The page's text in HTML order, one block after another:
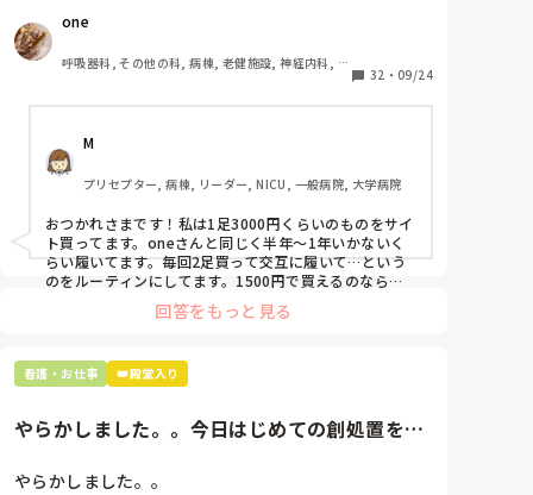
ますか？
わたしの職場の指定は「白のスニーカー」。
すぐに汚くなるので1,500円は絶対に超えたくない思
た時に買って半年〜1年未満で交換しています。
職場の人が「ナースシューズに3000円以上は出せな
い」って言ってて、わたしの倍額は出せるのか！とび
っくりしたので、世の皆さんはどうなのかなと…🤔
one
呼吸器科, その他の科, 病棟, 老健施設, 神経内科, 一
32 ・ 09/24
M
プリセプター, 病棟, リーダー, NICU, 一般病院, 大学病院
おつかれさまです！私は1足3000円くらいのものをサイ
ト買ってます。oneさんと同じく半年〜1年いかないく
らい履いてます。毎回2足買って交互に履いて…という
のをルーティンにしてます。1500円で買えるのなら私
も絶対そっちにしてると思うので良い買い物されてて羨
ましいです！(笑)回答をもっと見る
看護・お仕事 👑殿堂入り
やらかしました。。今日はじめての創処置をし
やらかしました。。